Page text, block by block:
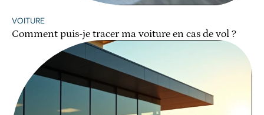
VOITURE
Comment puis-je tracer ma voiture en cas de vol ?